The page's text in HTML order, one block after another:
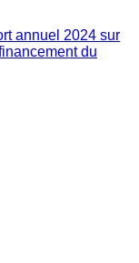
annuel 2024 sur
du